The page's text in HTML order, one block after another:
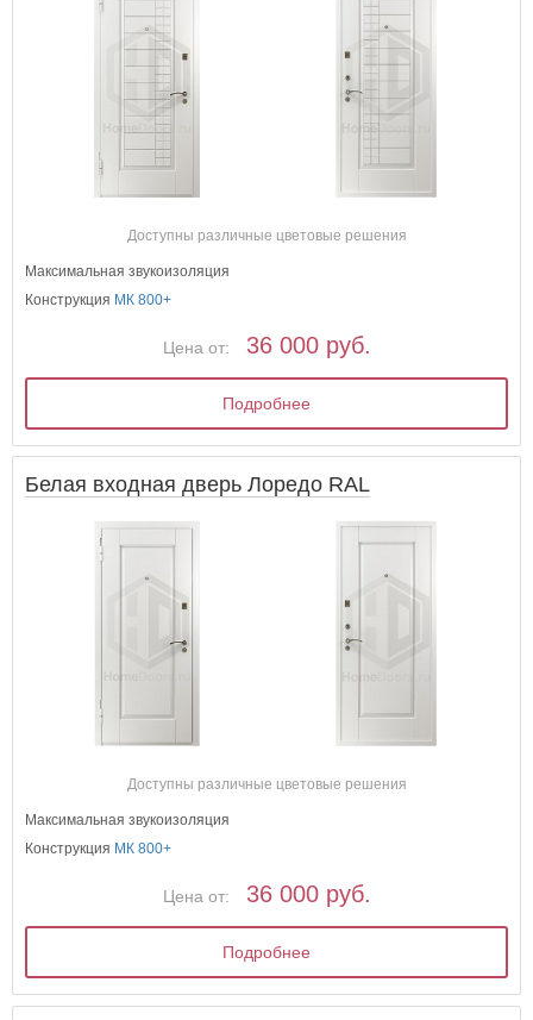
Доступны различные цветовые решения
Максимальная звукоизоляция
Конструкция МК 800+
Цена от: 36 000 руб.
Подробнее
Белая входная дверь Лоредо RAL
Доступны различные цветовые решения
Максимальная звукоизоляция
Конструкция МК 800+
Цена от: 36 000 руб.
Подробнее